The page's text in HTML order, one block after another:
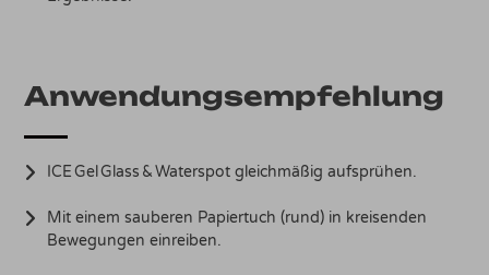
Anwendungsempfehlung
ICE Gel Glass & Waterspot gleichmäßig aufsprühen.
Mit einem sauberen Papiertuch (rund) in kreisenden
Bewegungen einreiben.